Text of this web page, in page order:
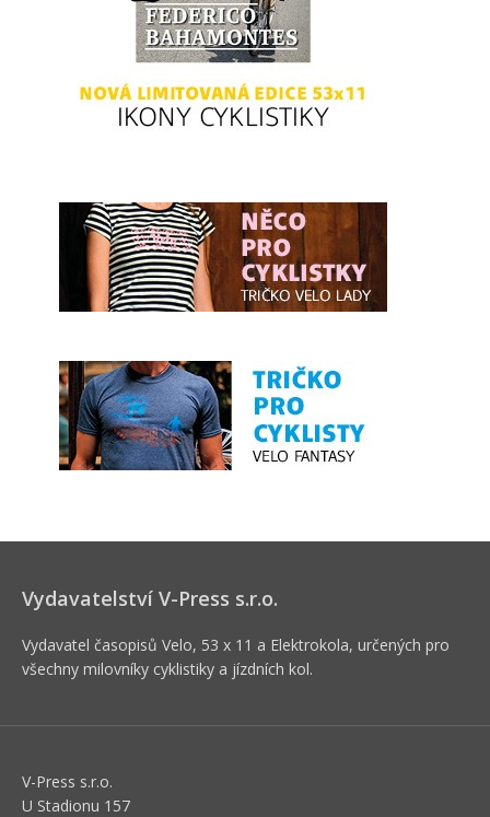
Vydavatelství V-Press s.r.o.
Vydavatel časopisů Velo, 53 x 11 a Elektrokola, určených pro
všechny milovníky cyklistiky a jízdních kol.
V-Press s.r.o.
U Stadionu 157